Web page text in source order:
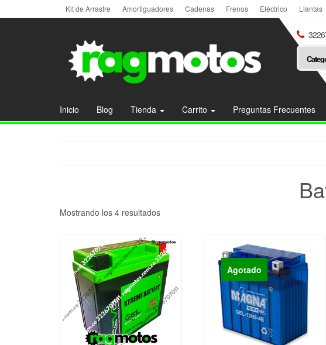
Kit de Arrastre Amortiguadores Cadenas Frenos Eléctrico Llantas
Inicio Blog Tienda Carrito Preguntas Frecuentes
Mostrando los 4 resultados
Agotado